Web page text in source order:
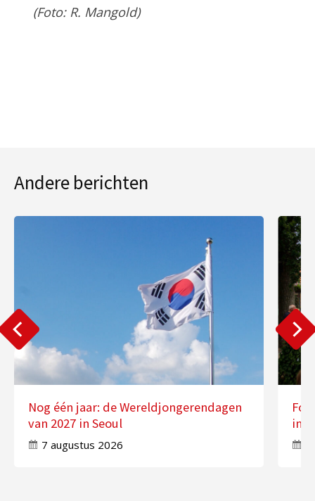
(Foto: R. Mangold)
Andere berichten
Nog één jaar: de Wereldjongerendagen
van 2027 in Seoul
7 augustus 2026
in